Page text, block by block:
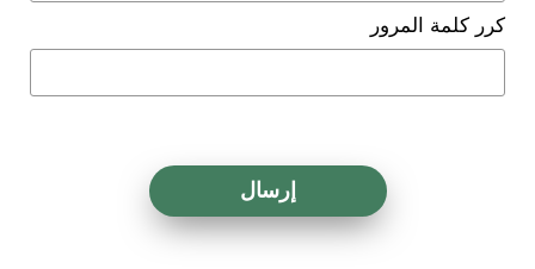
كرر كلمة المرور
إرسال